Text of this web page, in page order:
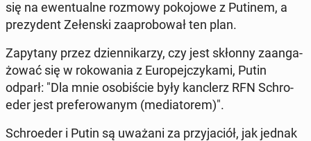
się na ewen­tu­al­ne rozmowy po­ko­jo­we z Putinem, a
pre­zy­dent Ze­łen­ski za­apro­bo­wał ten plan.
Za­py­ta­ny przez dzien­ni­ka­rzy, czy jest skłonny za­an­ga­
żo­wać się w ro­ko­wa­nia z Eu­ro­pej­czy­ka­mi, Putin
odparł: "Dla mnie oso­bi­ście były kanc­lerz RFN Schro­
eder jest pre­fe­ro­wa­nym (me­dia­to­rem)".
Schro­eder i Putin są uważani za przy­ja­ciół, jak jednak